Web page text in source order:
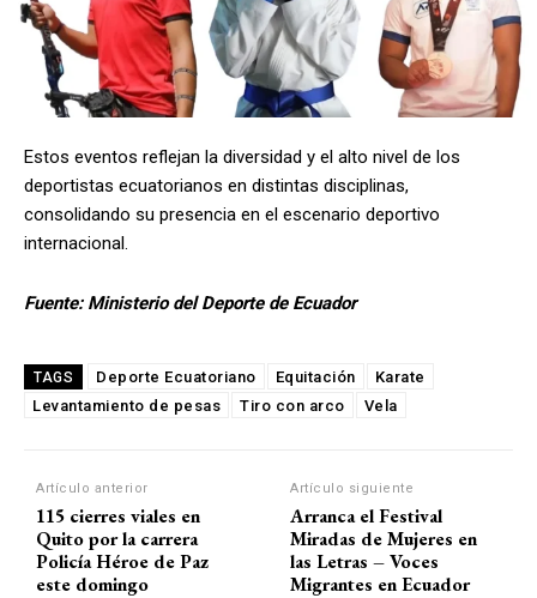
Estos eventos reflejan la diversidad y el alto nivel de los
deportistas ecuatorianos en distintas disciplinas,
consolidando su presencia en el escenario deportivo
internacional.
Fuente: Ministerio del Deporte de Ecuador
TAGS Deporte Ecuatoriano Equitación
Karate
Levantamiento de pesas
Tiro con arco Vela
Artículo anterior
115 cierres viales en
Quito por la carrera
Policía Héroe de Paz
este domingo
Artículo siguiente
Arranca el Festival
Miradas de Mujeres en
las Letras – Voces
Migrantes en Ecuador